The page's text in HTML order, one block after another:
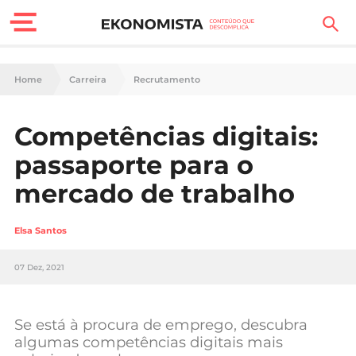
Finanças Pessoais
Carreira
Casa
Lifestyle
Sociedade
Negócios
Home Carreira Recrutamento
Competências digitais:
passaporte para o
mercado de trabalho
Elsa Santos
07 Dez, 2021
Se está à procura de emprego, descubra
algumas competências digitais mais